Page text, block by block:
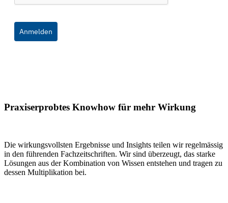
Anmelden
Praxiserprobtes Knowhow für mehr Wirkung
Die wirkungsvollsten Ergebnisse und Insights teilen wir regelmässig
in den führenden Fachzeitschriften. Wir sind überzeugt, das starke
Lösungen aus der Kombination von Wissen entstehen und tragen zu
dessen Multiplikation bei.